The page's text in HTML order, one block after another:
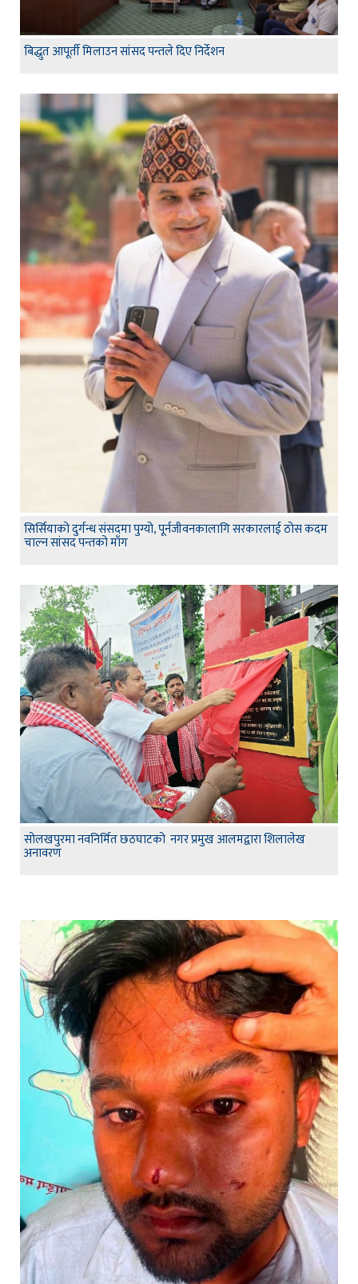
बिद्धुत आपूर्ती मिलाउन सांसद पन्तले दिए निर्देशन
सिर्सियाको दुर्गन्ध संसदमा पुग्यो, पूर्नजीवनकालागि सरकारलाई ठोस कदम
चाल्न सांसद पन्तको माँग
सोलखपुरमा नवनिर्मित छठघाटको नगर प्रमुख आलमद्वारा शिलालेख
अनावरण